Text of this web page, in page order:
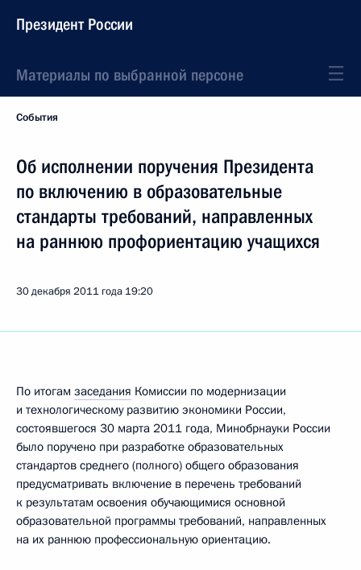
Президент России
Материалы по выбранной персоне
События
Об исполнении поручения Президента
по включению в образовательные
стандарты требований, направленных
на раннюю профориентацию учащихся
30 декабря 2011 года 19:20
По итогам заседания Комиссии по модернизации
и технологическому развитию экономики России,
состоявшегося 30 марта 2011 года, Минобрнауки России
было поручено при разработке образовательных
стандартов среднего (полного) общего образования
предусматривать включение в перечень требований
к результатам освоения обучающимися основной
образовательной программы требований, направленных
на их раннюю профессиональную ориентацию.